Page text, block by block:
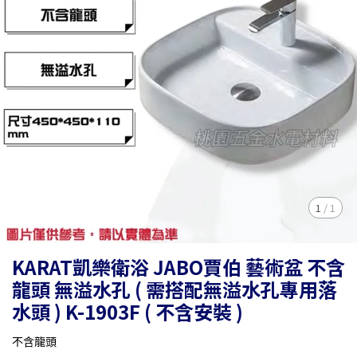
1 / 1
KARAT凱樂衛浴 JABO賈伯 藝術盆 不含
龍頭 無溢水孔 ( 需搭配無溢水孔專用落
水頭 ) K-1903F ( 不含安裝 )
不含龍頭